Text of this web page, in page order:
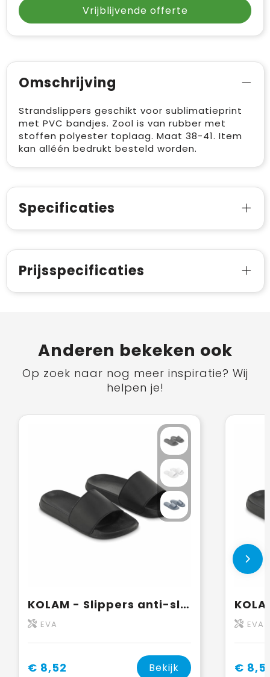
Vrijblijvende offerte
Omschrijving
Strandslippers geschikt voor sublimatieprint
met PVC bandjes. Zool is van rubber met
stoffen polyester toplaag. Maat 38-41. Item
kan alléén bedrukt besteld worden.
Specificaties
Prijsspecificaties
Anderen bekeken ook
Op zoek naar nog meer inspiratie? Wij
helpen je!
KOLAM - Slippers anti-slip maat 38/39
EVA
€ 8,52 Bekijk
EVA
€